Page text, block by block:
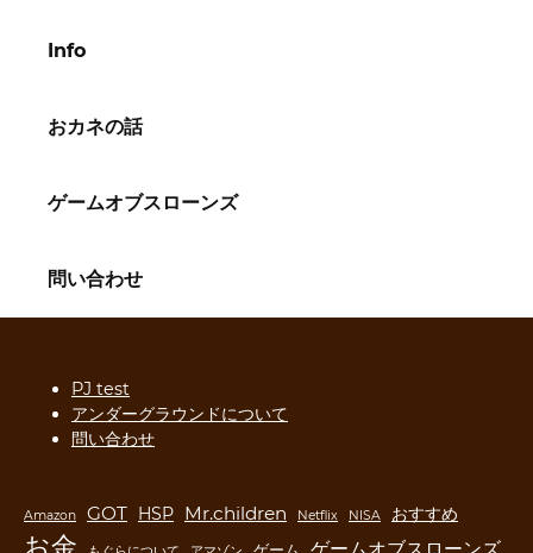
Info
おカネの話
ゲームオブスローンズ
問い合わせ
PJ test
アンダーグラウンドについて
問い合わせ
Amazon GOT HSP Mr.children Netflix NISA おすすめ